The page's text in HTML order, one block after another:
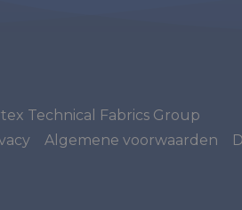
Technical Fabrics Group
Algemene voorwaarden